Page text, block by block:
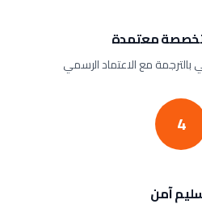
معتمدة
مع الاعتماد الرسمي
4
آمن